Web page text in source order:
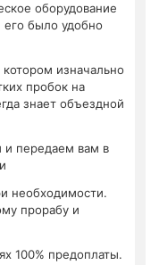
оборудование
было удобно
изначально
пробок на
знает объездной
и передаем вам в
необходимости.
прорабу и
100% предоплаты.